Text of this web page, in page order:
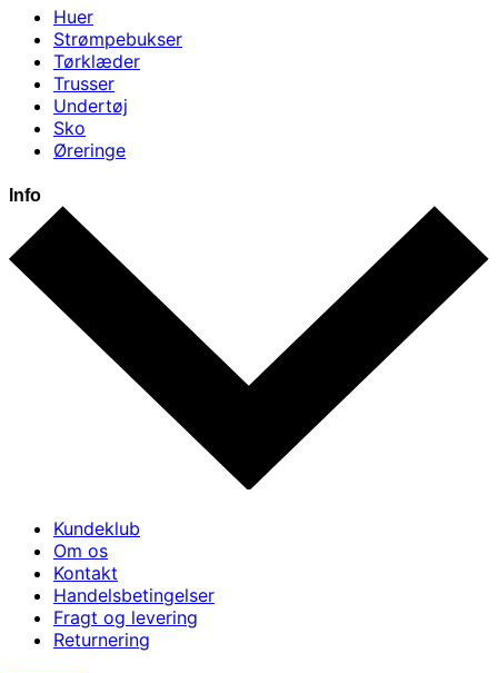
Huer
Strømpebukser
Tørklæder
Trusser
Undertøj
Sko
Øreringe
Info
Kundeklub
Om os
Kontakt
Handelsbetingelser
Fragt og levering
Returnering